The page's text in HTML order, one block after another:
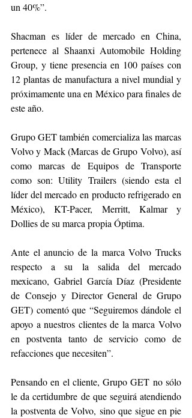
un 40%”.
Shacman es líder de mercado en China,
pertenece al Shaanxi Automobile Holding
Group, y tiene presencia en 100 países con
12 plantas de manufactura a nivel mundial y
próximamente una en México para finales de
este año.
Grupo GET también comercializa las marcas
Volvo y Mack (Marcas de Grupo Volvo), así
como marcas de Equipos de Transporte
como son: Utility Trailers (siendo esta el
líder del mercado en producto refrigerado en
México), KT-Pacer, Merritt, Kalmar y
Dollies de su marca propia Óptima.
Ante el anuncio de la marca Volvo Trucks
respecto a su la salida del mercado
mexicano, Gabriel García Díaz (Presidente
de Consejo y Director General de Grupo
GET) comentó que “Seguiremos dándole el
apoyo a nuestros clientes de la marca Volvo
en postventa tanto de servicio como de
refacciones que necesiten”.
Pensando en el cliente, Grupo GET no sólo
le da certidumbre de que seguirá atendiendo
la postventa de Volvo, sino que sigue en pie